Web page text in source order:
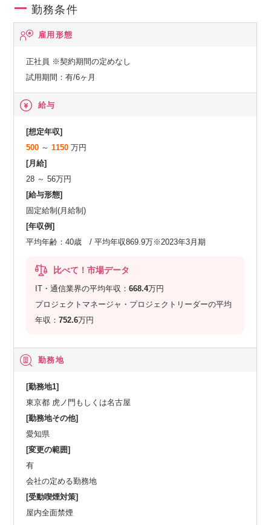
勤務条件
雇用形態
正社員 ※契約期間の定めなし
試用期間：有/6ヶ月
給与
[想定年収]
500 ～1150 万円
[月給]
28 ～ 56万円
[給与形態]
固定給制(月給制)
[年収例]
平均年齢：40歳 / 平均年収869.9万※2023年3月期
比べて！市場データ
IT・通信業界の平均年収：668.4万円
プロジェクトマネージャ・プロジェクトリーダーの平均
年収：752.6万円
勤務地
[勤務地1]
東京都 虎ノ門もしくは名古屋
[勤務地その他]
愛知県
[変更の範囲]
有
会社の定める勤務地
[受動喫煙対策]
屋内全面禁煙